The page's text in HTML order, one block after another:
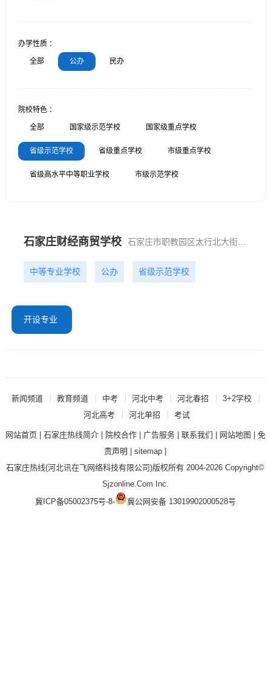
办学性质 ：
全部 公办 民办
院校特色 ：
全部 国家级示范学校 国家级重点学校
省级示范学校 省级重点学校 市级重点学校
省级高水平中等职业学校 市级示范学校
石家庄财经商贸学校 石家庄市职教园区太行北大街39号
中等专业学校 公办 省级示范学校
开设专业
新闻频道 教育频道 中考 河北中考 河北春招
3+2学校
河北高考
河北单招 考试
网站首页| 石家庄热线简介| 院校合作| 广告服务| 联系我们 网站地图
免
责声明
|sitemap
石家庄热线(河北讯在飞网络科技有限公司)版权所有 2004-2026 Copyright©
Sjzonline.Com Inc.
冀ICP备05002375号-8- 冀公网安备 13019902000528号